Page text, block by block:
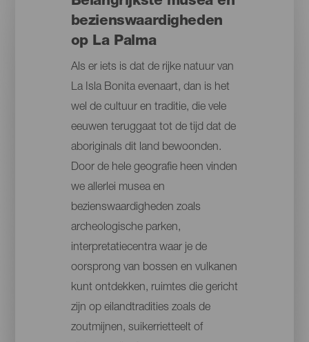
bezienswaardigheden
op La Palma
Als er iets is dat de rijke natuur van
La Isla Bonita evenaart, dan is het
wel de cultuur en traditie, die vele
eeuwen teruggaat tot de tijd dat de
aboriginals dit land bewoonden.
Door de hele geografie heen vinden
we allerlei musea en
bezienswaardigheden zoals
archeologische parken,
interpretatiecentra waar je de
oorsprong van bossen en vulkanen
kunt ontdekken, ruimtes die gericht
zijn op eilandtradities zoals de
zoutmijnen, suikerrietteelt of